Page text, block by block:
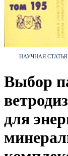
НАУЧНАЯ СТАТЬЯ
Выбор
для